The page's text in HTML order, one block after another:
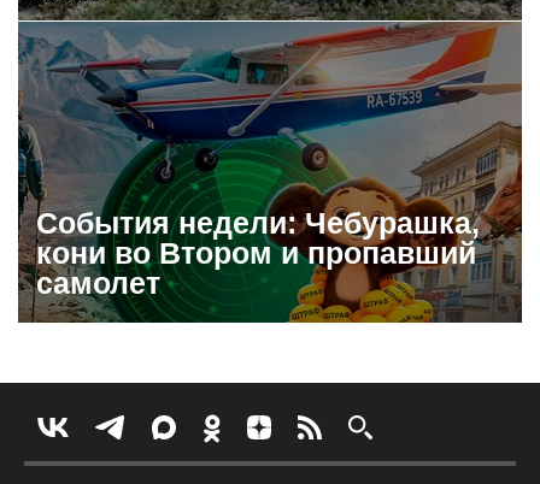
События недели: Чебурашка,
кони во Втором и пропавший
самолет